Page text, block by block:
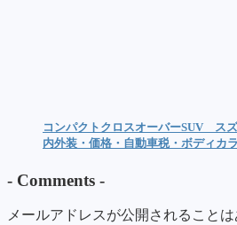
コンパクトクロスオーバーSUV ス
内外装・価格・自動車税・ボディ
- Comments -
メールアドレスが公開されることは